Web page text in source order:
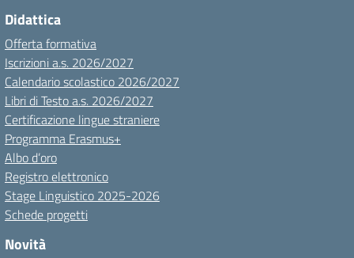
Didattica
Offerta formativa
Iscrizioni a.s. 2026/2027
Calendario scolastico 2026/2027
Libri di Testo a.s. 2026/2027
Certificazione lingue straniere
Programma Erasmus+
Albo d’oro
Registro elettronico
Stage Linguistico 2025-2026
Schede progetti
Novità